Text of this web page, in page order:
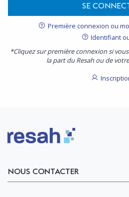
SE
Première connexion ou
Identifiant
*Cliquez sur première connexion si
la part du Resah ou de
Logo Resah
NOUS CONTACTER